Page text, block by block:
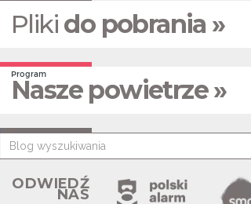
Pliki do pobrania »
Program
Nasze powietrze »
ODWIEDŹ
NAS